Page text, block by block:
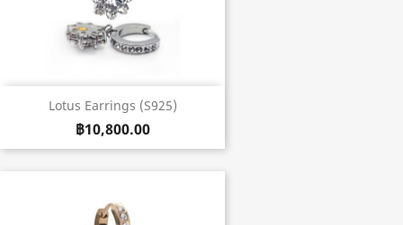
Lotus Earrings (S925)
฿10,800.00